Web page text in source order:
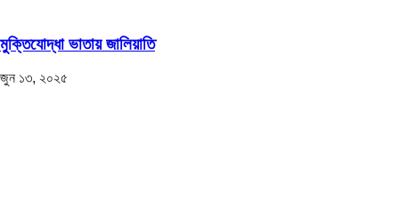
মুক্তিযোদ্ধা ভাতায় জালিয়াতি
জুন ১৩, ২০২৫